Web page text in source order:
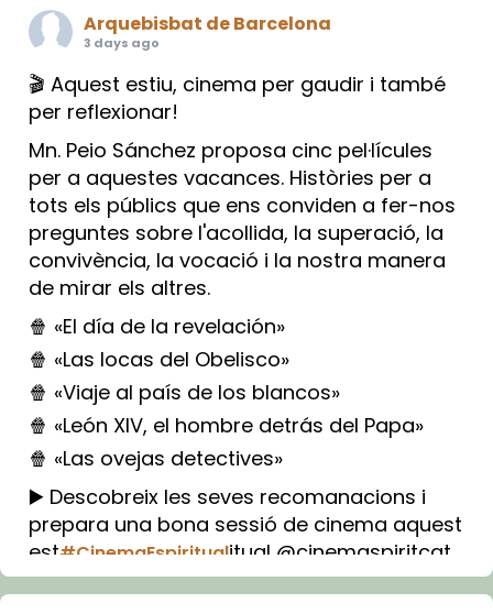
Arquebisbat de Barcelona
3 days ago
🎬 Aquest estiu, cinema per gaudir i també
per reflexionar!
Mn. Peio Sánchez proposa cinc pel·lícules
per a aquestes vacances. Històries per a
tots els públics que ens conviden a fer-nos
preguntes sobre l'acollida, la superació, la
convivència, la vocació i la nostra manera
de mirar els altres.
🍿 «El día de la revelación»
🍿 «Las locas del Obelisco»
🍿 «Viaje al país de los blancos»
🍿 «León XIV, el hombre detrás del Papa»
🍿 «Las ovejas detectives»
▶️ Descobreix les seves recomanacions i
prepara una bona sessió de cinema aquest
est#CinemaEspiritualitual @cinemaspiritcat
Imatge: Generada amb IA (OpenAI)